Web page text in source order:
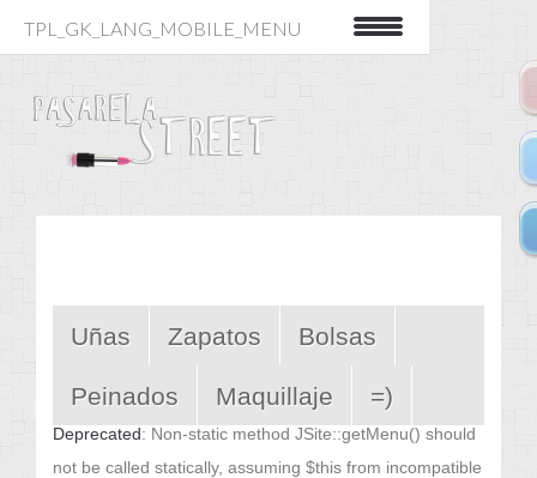
TPL_GK_LANG_MOBILE_MENU
Uñas Zapatos Bolsas
Peinados Maquillaje =)
Deprecated: Non-static method JSite::getMenu() should
not be called statically, assuming $this from incompatible